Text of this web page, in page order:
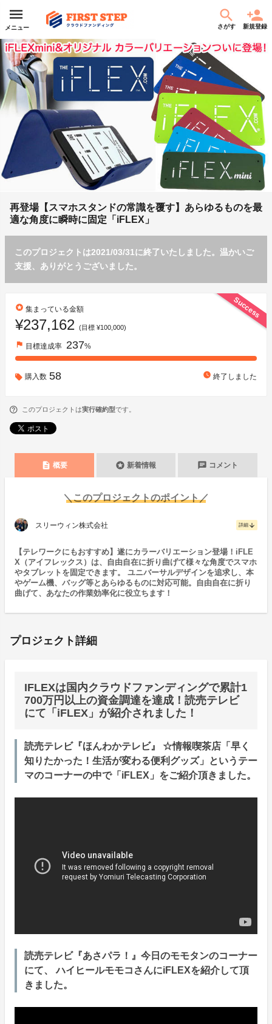
メニュー さがす 新規登録
再登場【スマホスタンドの常識を覆す】あらゆるものを最
適な角度に瞬時に固定「iFLEX」
このプロジェクトは2021/03/31に終了いたしました。温かいご
支援、ありがとうございました。
Success
stars 集まっている金額
¥237,162 (目標 ¥100,000)
flag 目標達成率 237%
購入数 58 watch_later 終了しました
このプロジェクトは実行確約型です。
description 概要 stars 新着情報 chat コメント
＼このプロジェクトのポイント／
スリーウィン株式会社 詳細 arrow_downward
【テレワークにもおすすめ】遂にカラーバリエーション登場！iFLE
X（アイフレックス）は、自由自在に折り曲げて様々な角度でスマホ
やタブレットを固定できます。 ユニバーサルデザインを追求し、本
やゲーム機、バッグ等とあらゆるものに対応可能。自由自在に折り
曲げて、あなたの作業効率化に役立ちます！
プロジェクト詳細
IFLEXは国内クラウドファンディングで累計1
700万円以上の資金調達を達成！読売テレビ
にて「iFLEX」が紹介されました！
読売テレビ『ほんわかテレビ』 ☆情報喫茶店「早く
知りたかった！生活が変わる便利グッズ」というテー
マのコーナーの中で「iFLEX」をご紹介頂きました。
読売テレビ『あさパラ！』今日のモモタンのコーナー
にて、 ハイヒールモモコさんにiFLEXを紹介して頂
きました。